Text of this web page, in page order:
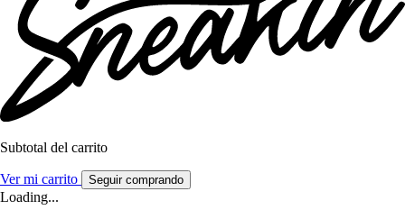
Subtotal del carrito
Ver mi carrito Seguir comprando
Loading...